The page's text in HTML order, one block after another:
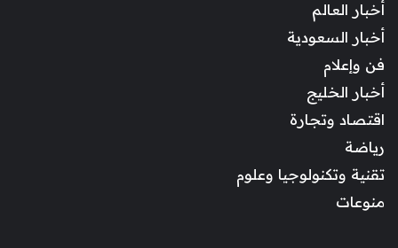
أخبار العالم
أخبار السعودية
فن وإعلام
أخبار الخليج
اقتصاد وتجارة
رياضة
تقنية وتكنولوجيا وعلوم
منوعات